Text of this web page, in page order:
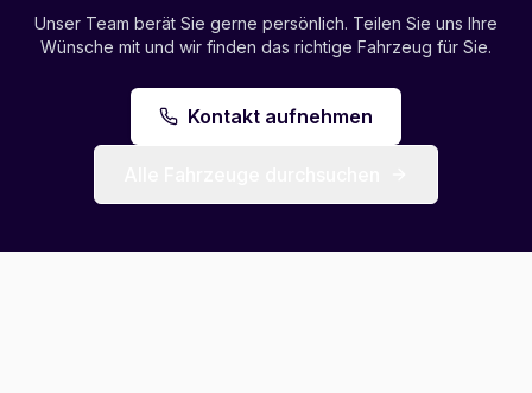
Unser Team berät Sie gerne persönlich. Teilen Sie uns Ihre
Wünsche mit und wir finden das richtige Fahrzeug für Sie.
Kontakt aufnehmen